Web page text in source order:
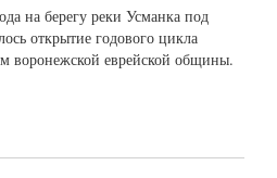
на берегу реки Усманка под
открытие годового цикла
воронежской еврейской общины.